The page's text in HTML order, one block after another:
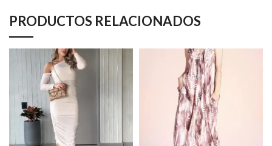
PRODUCTOS RELACIONADOS